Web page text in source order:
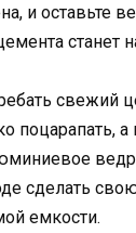
и оставьте
станет
свежий
а
сделать
емкости.